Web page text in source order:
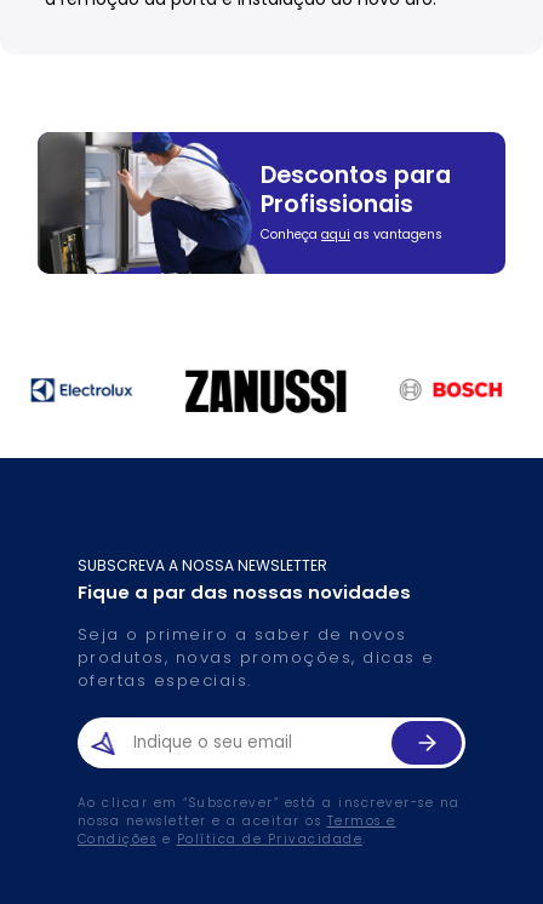
Descontos para
Profissionais
Conheça aqui as vantagens
SUBSCREVA A NOSSA NEWSLETTER
Fique a par das nossas novidades
Seja o primeiro a saber de novos
produtos, novas promoções, dicas e
ofertas especiais.
Ao clicar em “Subscrever” está a inscrever-se na
nossa newsletter e a aceitar os Termos e
Condições e Política de Privacidade.